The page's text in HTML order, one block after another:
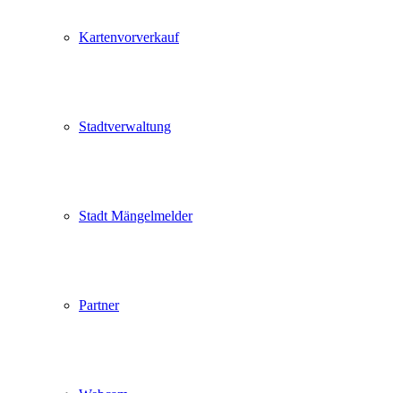
Kartenvorverkauf
Stadtverwaltung
Stadt Mängelmelder
Partner